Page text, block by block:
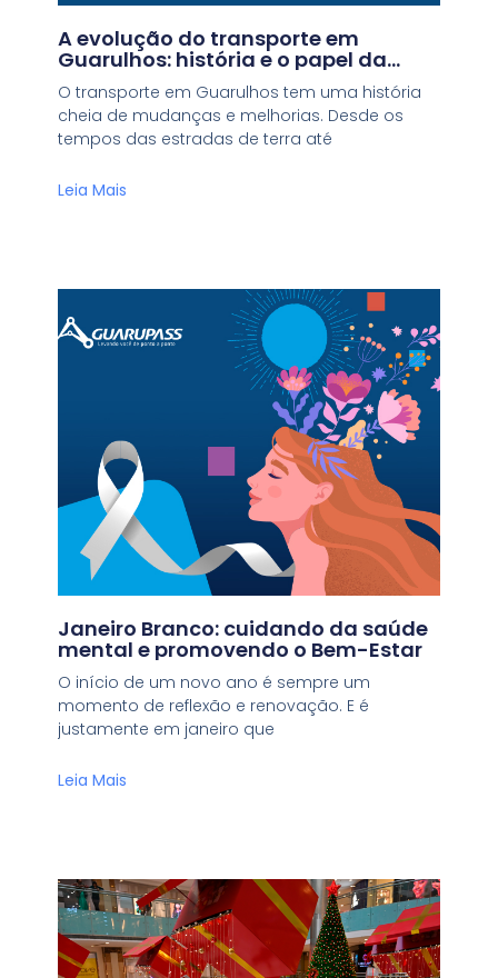
A evolução do transporte em
Guarulhos: história e o papel da
Guarupass
O transporte em Guarulhos tem uma história
cheia de mudanças e melhorias. Desde os
tempos das estradas de terra até
Leia Mais
Janeiro Branco: cuidando da saúde
mental e promovendo o Bem-Estar
O início de um novo ano é sempre um
momento de reflexão e renovação. E é
justamente em janeiro que
Leia Mais